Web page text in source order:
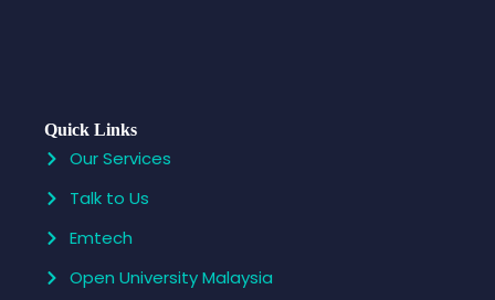
Quick Links
Our Services
Talk to Us
Emtech
Open University Malaysia